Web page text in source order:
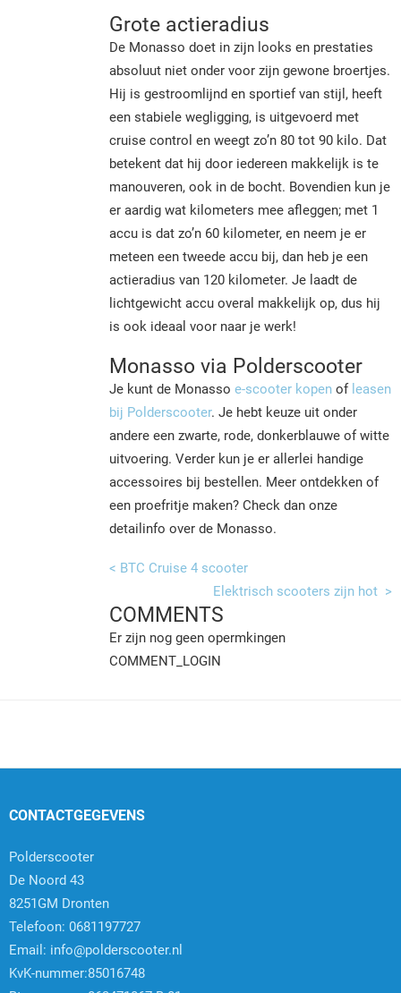
Grote actieradius
De Monasso doet in zijn looks en prestaties
absoluut niet onder voor zijn gewone broertjes.
Hij is gestroomlijnd en sportief van stijl, heeft
een stabiele wegligging, is uitgevoerd met
cruise control en weegt zo’n 80 tot 90 kilo. Dat
betekent dat hij door iedereen makkelijk is te
manouveren, ook in de bocht. Bovendien kun je
er aardig wat kilometers mee afleggen; met 1
accu is dat zo’n 60 kilometer, en neem je er
meteen een tweede accu bij, dan heb je een
actieradius van 120 kilometer. Je laadt de
lichtgewicht accu overal makkelijk op, dus hij
is ook ideaal voor naar je werk!
Monasso via Polderscooter
Je kunt de Monasso e-scooter kopen of leasen
bij Polderscooter. Je hebt keuze uit onder
andere een zwarte, rode, donkerblauwe of witte
uitvoering. Verder kun je er allerlei handige
accessoires bij bestellen. Meer ontdekken of
een proefritje maken? Check dan onze
detailinfo over de Monasso.
< BTC Cruise 4 scooter
Elektrisch scooters zijn hot >
COMMENTS
Er zijn nog geen opermkingen
COMMENT_LOGIN
CONTACTGEGEVENS
Polderscooter
De Noord 43
8251GM Dronten
Telefoon: 0681197727
Email: info@polderscooter.nl
KvK-nummer:85016748